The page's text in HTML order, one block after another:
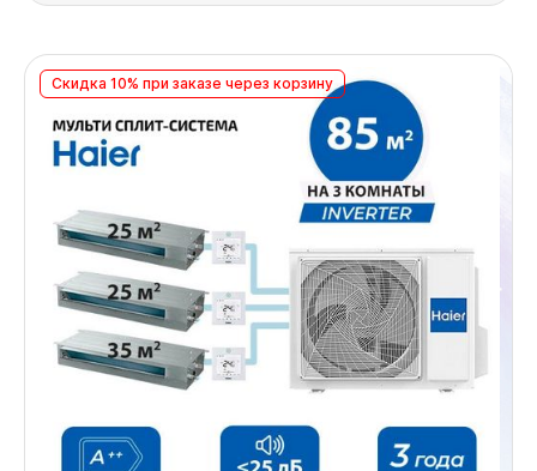
Скидка 10% при заказе через корзину